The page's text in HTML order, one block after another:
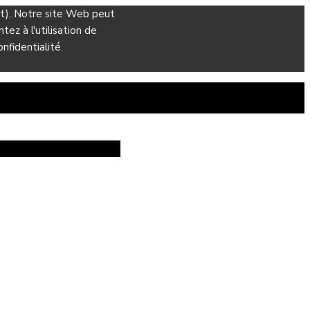
Notre site Web peut
à l'utilisation de